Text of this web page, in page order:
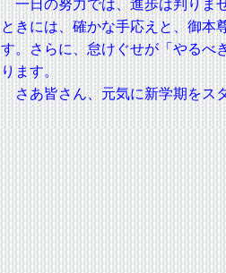
一日の努力では、進歩は判りま
ときには、確かな手応えと、御本
す。さらに、怠けぐせが「やるべ
ります。
さあ皆さん、元気に新学期をス